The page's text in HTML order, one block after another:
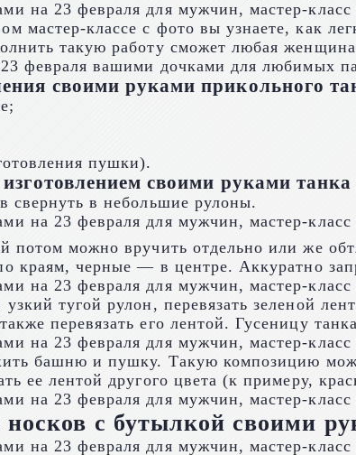
мастер-классе с фото вы узнаете, как
такую работу сможет любая
23 февраля вашими дочками для любимых
своими руками прикольного
пушки).
своими руками
свернуть в небольшие рулоны.
потом можно вручить отдельно или же
краям, черные — в центре. Аккуратно
тугой рулон, перевязать зеленой
перевязать его лентой. Гусеницу
башню и пушку. Такую композицию
ее лентой другого цвета (к примеру,
носков с бутылкой своими